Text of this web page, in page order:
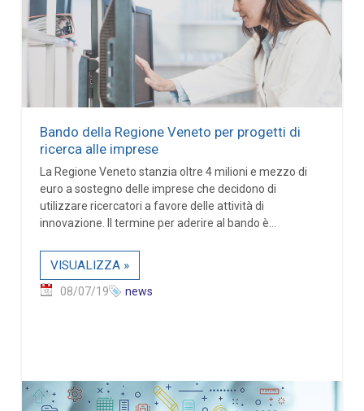
Bando della Regione Veneto per progetti di
ricerca alle imprese
La Regione Veneto stanzia oltre 4 milioni e mezzo di
euro a sostegno delle imprese che decidono di
utilizzare ricercatori a favore delle attività di
innovazione. Il termine per aderire al bando è...
VISUALIZZA »
08/07/19 news